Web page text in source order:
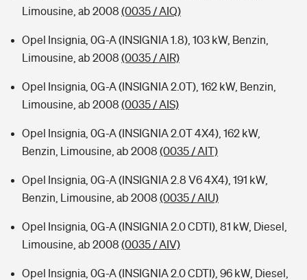
Typklassen: So ist Ihr Auto eingestuft
Sie haben Fragen?
Limousine, ab 2008 (0035 / AIQ)
Opel Insignia, 0G-A (INSIGNIA 1.8), 103 kW, Benzin,
Limousine, ab 2008 (0035 / AIR)
Opel Insignia, 0G-A (INSIGNIA 2.0T), 162 kW, Benzin,
Limousine, ab 2008 (0035 / AIS)
Opel Insignia, 0G-A (INSIGNIA 2.0T 4X4), 162 kW,
Benzin, Limousine, ab 2008 (0035 / AIT)
Opel Insignia, 0G-A (INSIGNIA 2.8 V6 4X4), 191 kW,
Benzin, Limousine, ab 2008 (0035 / AIU)
Opel Insignia, 0G-A (INSIGNIA 2.0 CDTI), 81 kW, Diesel,
Limousine, ab 2008 (0035 / AIV)
Opel Insignia, 0G-A (INSIGNIA 2.0 CDTI), 96 kW, Diesel,